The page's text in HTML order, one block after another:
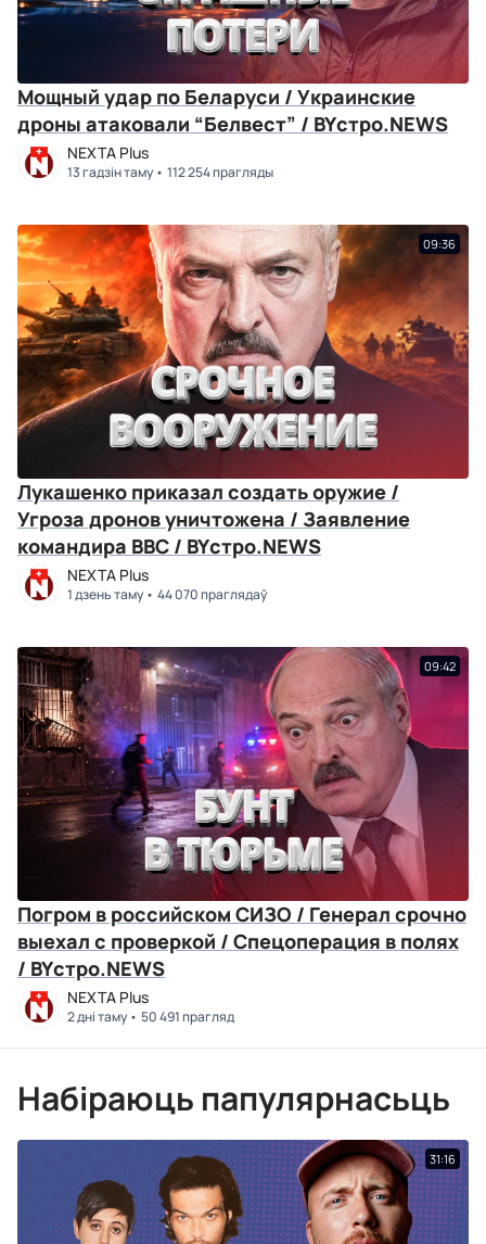
Мощный удар по Беларуси / Украинские
дроны атаковали “Белвест” / BYстро.NEWS
NEXTA Plus
13 гадзін таму 112 254 прагляды
09:36
Лукашенко приказал создать оружие /
Угроза дронов уничтожена / Заявление
командира ВВС / BYстро.NEWS
NEXTA Plus
1 дзень таму 44 070 праглядаў
09:42
Погром в российском СИЗО / Генерал срочно
выехал с проверкой / Спецоперация в полях
/ BYстро.NEWS
NEXTA Plus
2 дні таму 50 491 прагляд
Набіраюць папулярнасьць
31:16